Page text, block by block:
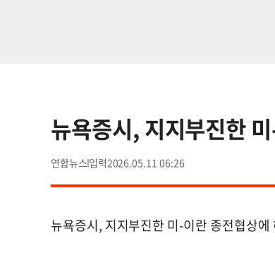
뉴욕증시, 지지부진한
연합뉴스 2026.05.11 06:26
뉴욕증시, 지지부진한 미-이란 종전협상에